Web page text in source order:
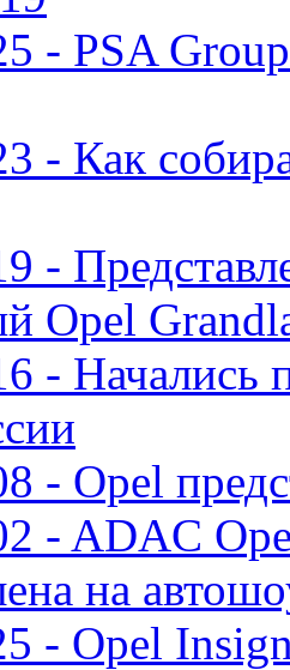
- PSA
- Как
-
Opel
- Начались
- Opel
- ADAC
на
- Opel